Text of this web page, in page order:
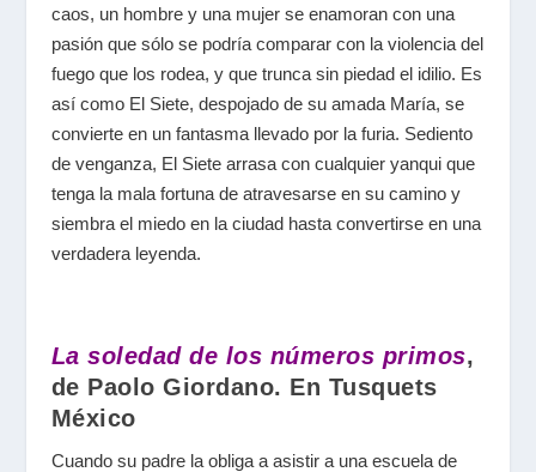
caos, un hombre y una mujer se enamoran con una
pasión que sólo se podría comparar con la violencia del
fuego que los rodea, y que trunca sin piedad el idilio. Es
así como El Siete, despojado de su amada María, se
convierte en un fantasma llevado por la furia. Sediento
de venganza, El Siete arrasa con cualquier yanqui que
tenga la mala fortuna de atravesarse en su camino y
siembra el miedo en la ciudad hasta convertirse en una
verdadera leyenda.
La soledad de los números primos,
de Paolo Giordano. En Tusquets
México
Cuando su padre la obliga a asistir a una escuela de